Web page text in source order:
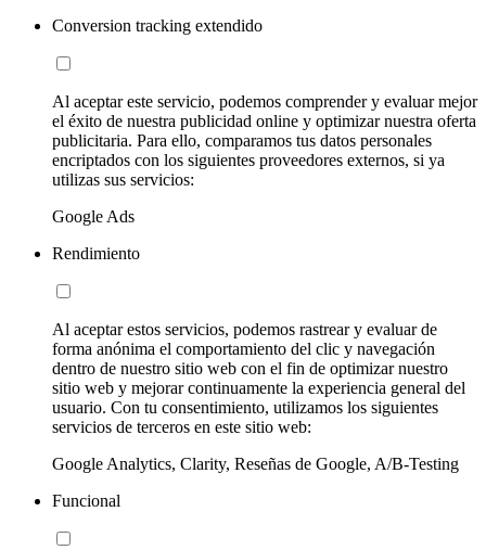
Conversion tracking extendido
Al aceptar este servicio, podemos comprender y evaluar mejor
el éxito de nuestra publicidad online y optimizar nuestra oferta
publicitaria. Para ello, comparamos tus datos personales
encriptados con los siguientes proveedores externos, si ya
utilizas sus servicios:
Google Ads
Rendimiento
Al aceptar estos servicios, podemos rastrear y evaluar de
forma anónima el comportamiento del clic y navegación
dentro de nuestro sitio web con el fin de optimizar nuestro
sitio web y mejorar continuamente la experiencia general del
usuario. Con tu consentimiento, utilizamos los siguientes
servicios de terceros en este sitio web:
Google Analytics, Clarity, Reseñas de Google, A/B-Testing
Funcional